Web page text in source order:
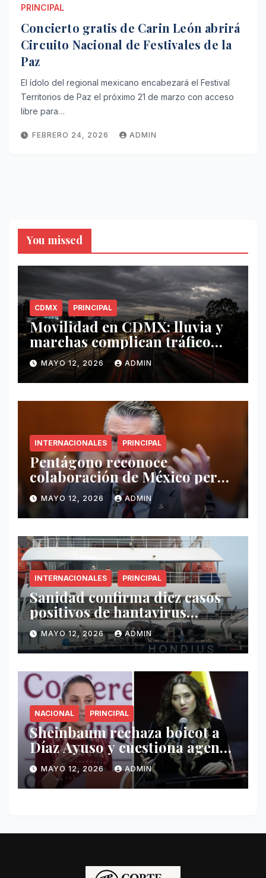
PRINCIPAL
Concierto gratis de Carin León abrirá
Circuito Nacional de Festivales de la
Paz
El ídolo del regional mexicano encabezará el Festival
Territorios de Paz el próximo 21 de marzo con acceso
libre para…
FEBRERO 24, 2026 ADMIN
You missed
CDMX PRINCIPAL
Movilidad en CDMX: lluvia y
marchas complican tráfico
este 12 de mayo
MAYO 12, 2026 ADMIN
INTERNACIONALES PRINCIPAL
Pentágono reconoce
colaboración de México pero
exige mayor operatividad
antidrogas
MAYO 12, 2026 ADMIN
INTERNACIONALES PRINCIPAL
Sanidad confirma diez casos
positivos de hantavirus
vinculados al crucero MV
Hondius
MAYO 12, 2026 ADMIN
NACIONAL PRINCIPAL
Sheinbaum rechaza boicot a
Díaz Ayuso y cuestiona agenda
de funcionaria española
MAYO 12, 2026 ADMIN